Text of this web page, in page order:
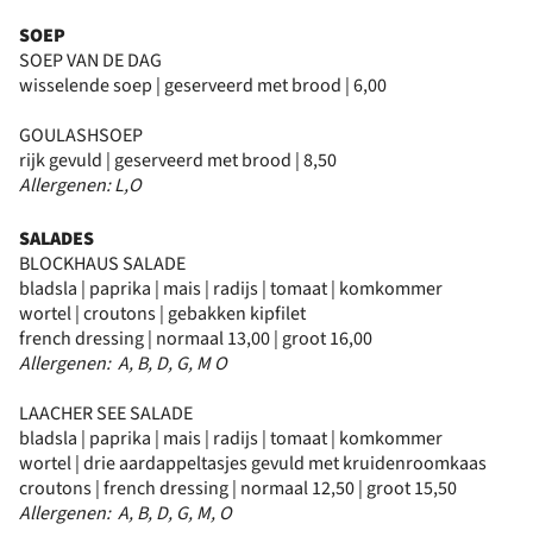
SOEP
SOEP VAN DE DAG
wisselende soep | geserveerd met brood | 6,00
GOULASHSOEP
rijk gevuld | geserveerd met brood | 8,50
Allergenen: L,O
SALADES
BLOCKHAUS SALADE
bladsla | paprika | mais | radijs | tomaat | komkommer
wortel | croutons | gebakken kipfilet
french dressing | normaal 13,00 | groot 16,00
Allergenen: A, B, D, G, M O
LAACHER SEE SALADE
bladsla | paprika | mais | radijs | tomaat | komkommer
wortel | drie aardappeltasjes gevuld met kruidenroomkaas
croutons | french dressing | normaal 12,50 | groot 15,50
Allergenen: A, B, D, G, M, O